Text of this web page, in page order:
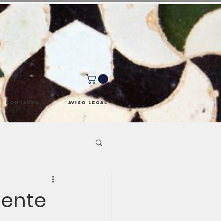
Contacto Aviso Legal